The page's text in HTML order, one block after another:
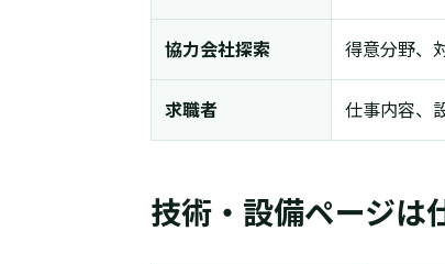
協力会社探索 得意分野、
求職者 仕事内容、
技術・設備ページは